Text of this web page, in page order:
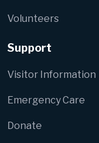
Volunteers
Support
Visitor Information
Emergency Care
Donate